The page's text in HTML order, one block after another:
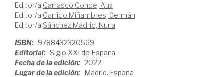
Editor/a Carrasco Conde, Ana
Editor/a Garrido Miñambres, Germán
Editor/a Sánchez Madrid, Nuria
ISBN: 9788432320569
Editorial: Siglo XXI de España
Fecha de la edición: 2022
Lugar de la edición: Madrid. España